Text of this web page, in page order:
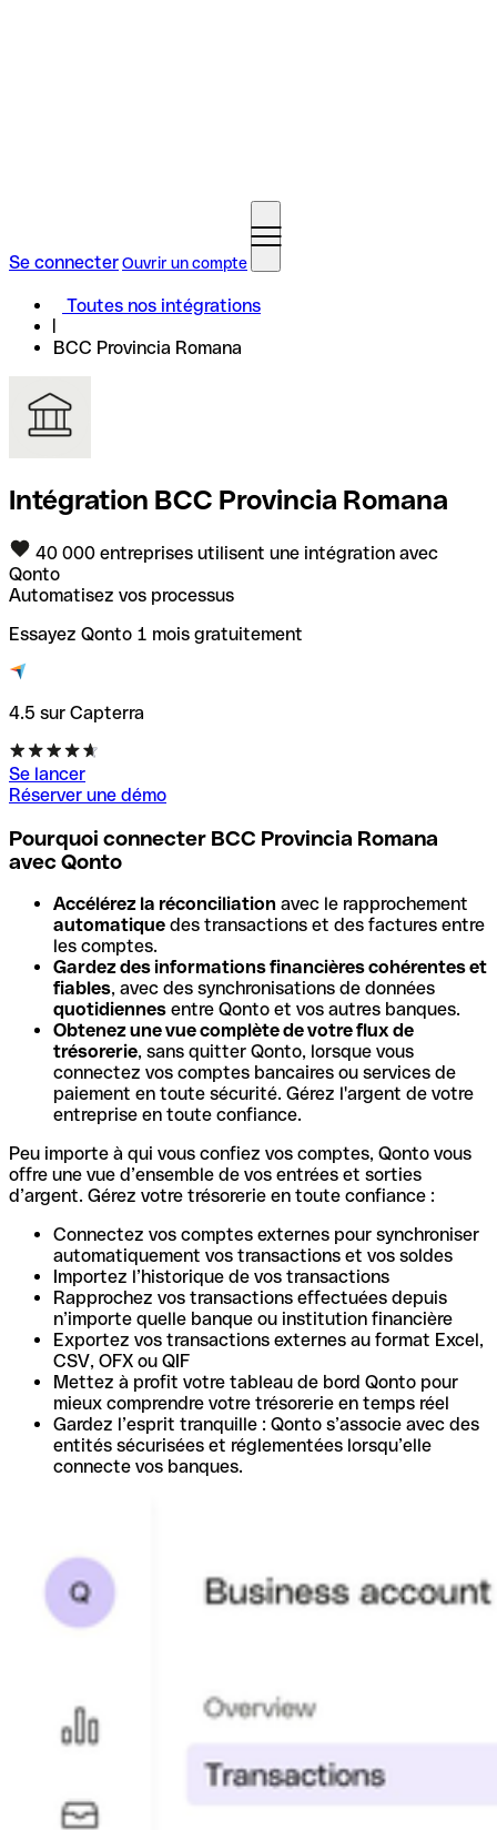
Se connecterOuvrir un compte
Toutes nos intégrations
BCC Provincia Romana
Intégration BCC Provincia Romana
40 000 entreprises utilisent une intégration avec
Qonto
Automatisez vos processus
Essayez Qonto 1 mois gratuitement
4.5 sur Capterra
Se lancer
Réserver une démo
Pourquoi connecter BCC Provincia Romana
avec Qonto
Accélérez la réconciliation avec le rapprochement
automatique des transactions et des factures entre
les comptes.
Gardez des informations financières cohérentes et
fiables, avec des synchronisations de données
quotidiennes entre Qonto et vos autres banques.
Obtenez une vue complète de votre flux de
trésorerie, sans quitter Qonto, lorsque vous
connectez vos comptes bancaires ou services de
paiement en toute sécurité. Gérez l'argent de votre
entreprise en toute confiance.
Peu importe à qui vous confiez vos comptes, Qonto vous
offre une vue d’ensemble de vos entrées et sorties
d’argent. Gérez votre trésorerie en toute confiance :
Connectez vos comptes externes pour synchroniser
automatiquement vos transactions et vos soldes
Importez l’historique de vos transactions
Rapprochez vos transactions effectuées depuis
n’importe quelle banque ou institution financière
Exportez vos transactions externes au format Excel,
CSV, OFX ou QIF
Mettez à profit votre tableau de bord Qonto pour
mieux comprendre votre trésorerie en temps réel
Gardez l’esprit tranquille : Qonto s’associe avec des
entités sécurisées et réglementées lorsqu’elle
connecte vos banques.